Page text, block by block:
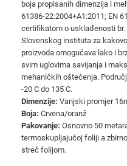
e
v
o
h
a
l
o
g
e
n
f
boja propisanih dimenzija i
61386-22:2004+A1:2011; EN
certifikatom o usklađenosti
Slovenskog instituta za
proizvoda omogućava lako i
svim uglovima savijanja i
mehaničkih oštećenja.
-20 C do 135 C.
Dimenzije: Vanjski promjer
Boja: Crvena/oranž
Pakovanje: Osnovno 50
termoskupljajućoj foliji a
streč folijom.